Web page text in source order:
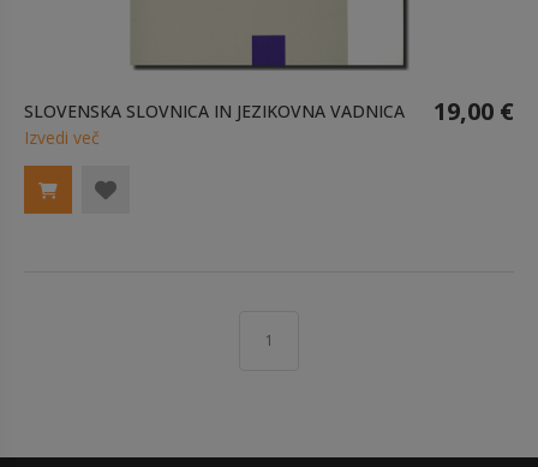
SLOVENSKA SLOVNICA IN JEZIKOVNA VADNICA 19,00 €
Izvedi več
1